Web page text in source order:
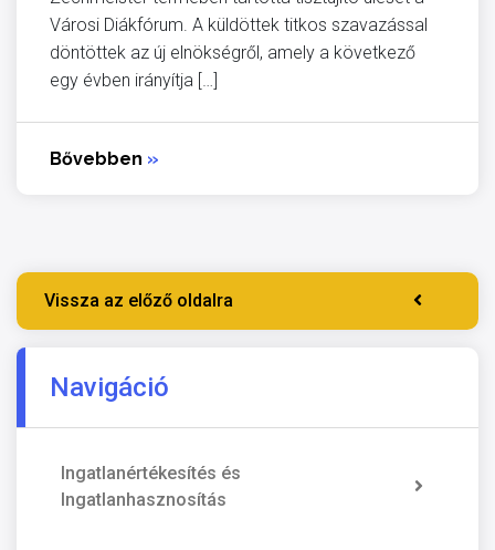
Városi Diákfórum. A küldöttek titkos szavazással
döntöttek az új elnökségről, amely a következő
egy évben irányítja […]
Bővebben »
Vissza az előző oldalra
Navigáció
Ingatlanértékesítés és
Ingatlanhasznosítás